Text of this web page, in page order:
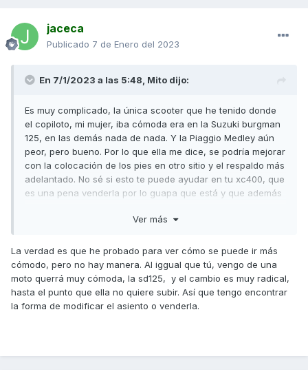
jaceca
Publicado 7 de Enero del 2023
En 7/1/2023 a las 5:48, Mito dijo:
Es muy complicado, la única scooter que he tenido donde
el copiloto, mi mujer, iba cómoda era en la Suzuki burgman
125, en las demás nada de nada. Y la Piaggio Medley aún
peor, pero bueno. Por lo que ella me dice, se podría mejorar
con la colocación de los pies en otro sitio y el respaldo más
adelantado. No sé si esto te puede ayudar en tu xc400, que
es una pena venderla por lo guapa que está y que además
Ver más
La verdad es que he probado para ver cómo se puede ir más
cómodo, pero no hay manera. Al iggual que tú, vengo de una
moto querrá muy cómoda, la sd125, y el cambio es muy radical,
hasta el punto que ella no quiere subir. Así que tengo encontrar
la forma de modificar el asiento o venderla.